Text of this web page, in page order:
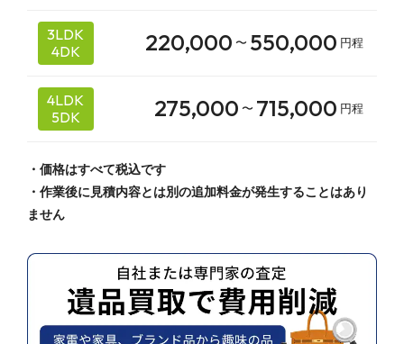
3LDK
4DK
220,000 〜 550,000 円程
4LDK
5DK
275,000 〜 715,000 円程
価格はすべて税込です
作業後に見積内容とは別の追加料金が発生することはあり
ません